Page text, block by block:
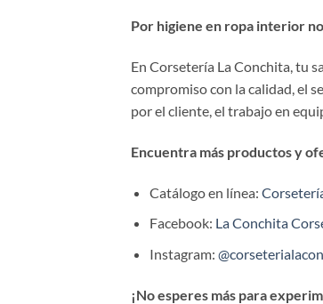
Por higiene en ropa interior
En Corsetería La Conchita, tu
compromiso con la calidad, el
por el cliente, el trabajo en
Encuentra más productos y
Catálogo en línea:
Facebook: La Conchita
Instagram:
¡No esperes más para